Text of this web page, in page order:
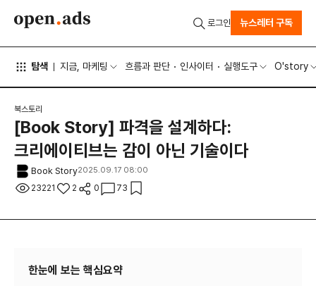
탐색 지금, 마케팅 흐름과 판단 인사이터 실행도구 O'story
로그인 뉴스레터 구독
북스토리
[Book Story] 파격을 설계하다:
크리에이티브는 감이 아닌 기술이다
Book Story2025.09.17 08:00
23221 2 0 73
한눈에 보는 핵심요약